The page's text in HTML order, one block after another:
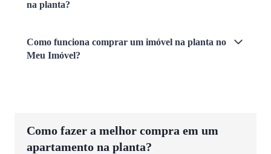
na planta?
Como funciona comprar um imóvel na planta no
Meu Imóvel?
Como fazer a melhor compra em um
apartamento na planta?